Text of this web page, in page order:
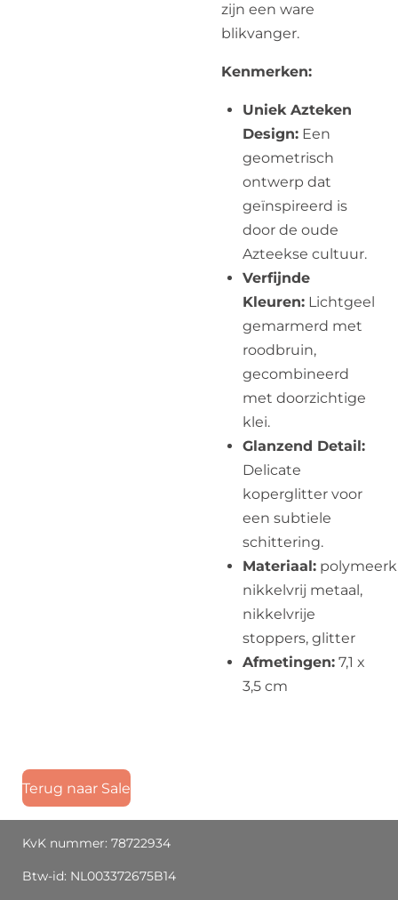
zijn een ware
blikvanger.
Kenmerken:
Uniek Azteken
Design: Een
geometrisch
ontwerp dat
geïnspireerd is
door de oude
Azteekse cultuur.
Verfijnde
Kleuren: Lichtgeel
gemarmerd met
roodbruin,
gecombineerd
met doorzichtige
klei.
Glanzend Detail:
Delicate
koperglitter voor
een subtiele
schittering.
Materiaal:
nikkelvrij metaal,
nikkelvrije
stoppers, glitter
Afmetingen: 7,1 x
3,5 cm
Terug naar Sale
KvK nummer: 78722934
Btw-id: NL003372675B14